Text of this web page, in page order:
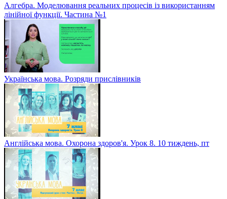
Алгебра. Моделювання реальних процесів із використанням
лінійної функції. Частина №1
Українська мова. Розряди прислівників
Англійська мова. Охорона здоров'я. Урок 8. 10 тиждень, пт